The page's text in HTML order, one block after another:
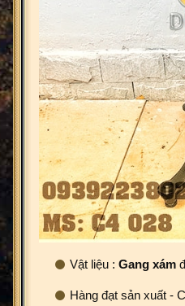
Vật liệu : Gang xám
Hàng đạt sản xuất -